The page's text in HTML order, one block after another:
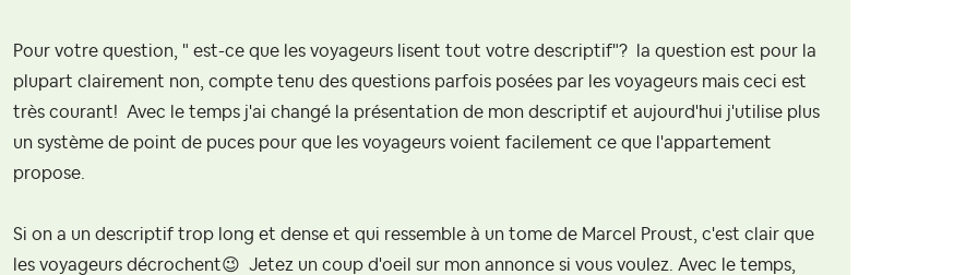
Pour votre question, " est-ce que les voyageurs lisent tout votre descriptif"? la question est pour la
plupart clairement non, compte tenu des questions parfois posées par les voyageurs mais ceci est
très courant! Avec le temps j'ai changé la présentation de mon descriptif et aujourd'hui j'utilise plus
un système de point de puces pour que les voyageurs voient facilement ce que l'appartement
propose.
Si on a un descriptif trop long et dense et qui ressemble à un tome de Marcel Proust, c'est clair que
les voyageurs décrochent😉 Jetez un coup d'oeil sur mon annonce si vous voulez. Avec le temps,